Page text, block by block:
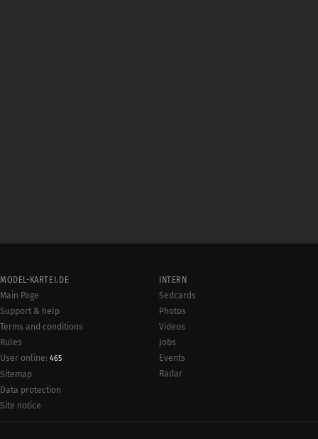
MODEL-KARTEI.DE
Main Page
Support & help
Terms and conditions
Rules
User online: 465
Sitemap
Data protection
Site notice
INTERN
Sedcards
Photos
Videos
Jobs
Events
Radar